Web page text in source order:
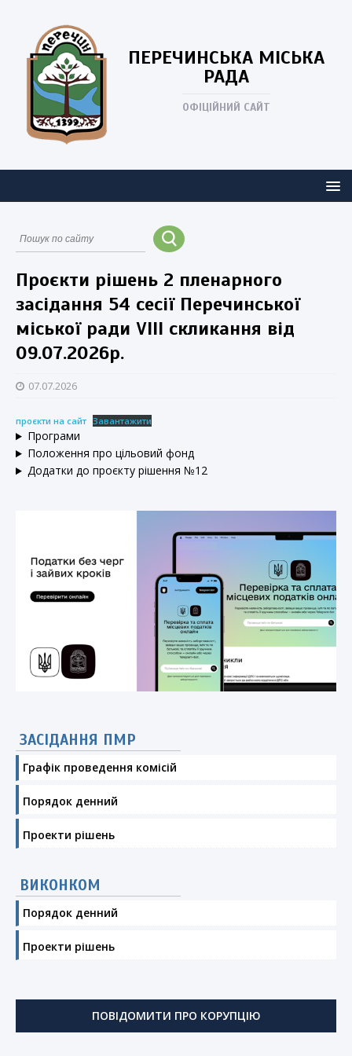
ПЕРЕЧИНСЬКА МІСЬКА
РАДА
ОФІЦІЙНИЙ САЙТ
Проєкти рішень 2 пленарного
засідання 54 сесії Перечинської
міської ради VIII скликання від
09.07.2026р.
07.07.2026
проєкти на сайт Завантажити
Програми
Положення про цільовий фонд
Додатки до проєкту рішення №12
ЗАСІДАННЯ ПМР
Графік проведення комісій
Порядок денний
Проекти рішень
ВИКОНКОМ
Порядок денний
Проекти рішень
ПОВІДОМИТИ ПРО КОРУПЦІЮ